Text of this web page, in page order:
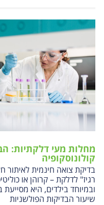
מחלות מעי דלקתיות:
קולונוסקופיה
בדיקת צואה חינמית לאיתור
רגיז" לדלקת – קרוהן או
ובמיוחד בילדים, היא
שיעור הבדיקות הפולשניות